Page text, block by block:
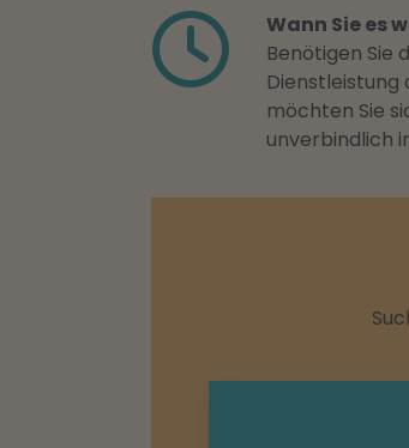
Wann Sie es
Benötigen Sie
Dienstleistung
möchten Sie
unverbindlich